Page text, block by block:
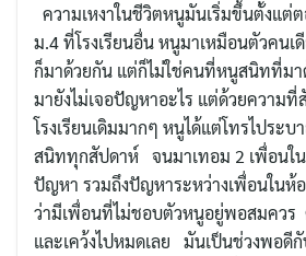
ความเหงาในชีวิตหนูมันเริ่มขึ้นตั้งแต่
ม.4 ที่โรงเรียนอื่น หนูมาเหมือนตัวคนเ
ก็มาด้วยกัน แต่ก็ไม่ใช่คนที่หนูสนิทที่มา
มายังไม่เจอปัญหาอะไร แต่ด้วยความที่
โรงเรียนเดิมมากๆ หนูได้แต่โทรไประ
สนิททุกสัปดาห์ จนมาเทอม 2 เพื่อนใ
ปัญหา รวมถึงปัญหาระหว่างเพื่อนในห้
ว่ามีเพื่อนที่ไม่ชอบตัวหนูอยู่พอสมคว
และเคว้งไปหมดเลย มันเป็นช่วงพอดี